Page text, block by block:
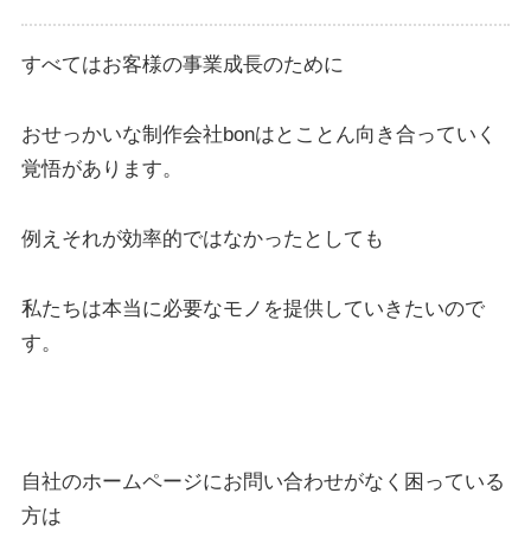
すべてはお客様の事業成長のために
おせっかいな制作会社bonはとことん向き合っていく
覚悟があります。
例えそれが効率的ではなかったとしても
私たちは本当に必要なモノを提供していきたいので
す。
自社のホームページにお問い合わせがなく困っている
方は